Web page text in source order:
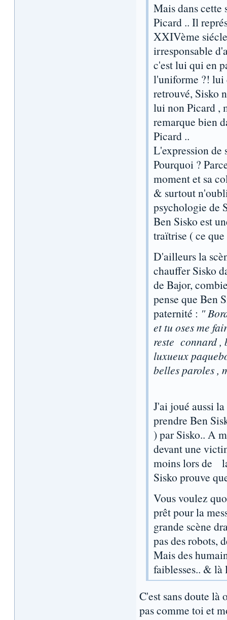
Mais dans cette
Picard .. Il
XXIVème
irresponsable
c'est lui qui en
l'uniforme ?! lui
retrouvé, Sisko
lui non Picard ,
remarque bien
Picard ..
L'expression de
Pourquoi ?
moment et sa
& surtout
psychologie de
Ben Sisko est
traïtrise ( ce
D'ailleurs la
chauffer Sisko
de Bajor,
pense que Ben
paternité : "
et tu oses me
reste connard ,
luxueux
belles paroles ,
J'ai joué aussi
prendre Ben
) par Sisko.. A
devant une
moins lors de
Sisko prouve
Vous voulez
prêt pour la
grande scène
pas des robots,
Mais des
faiblesses.. &
C'est sans doute
pas comme toi et